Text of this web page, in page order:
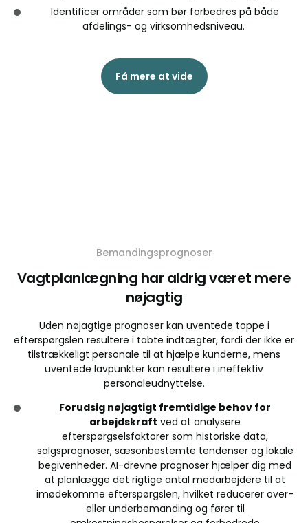
Identificer områder som bør forbedres på både
afdelings- og virksomhedsniveau.
Få mere at vide
Bemandingsprognoser
Vagtplanlægning har aldrig været mere
nøjagtig
Uden nøjagtige prognoser kan uventede toppe i
efterspørgslen resultere i tabte indtægter, fordi der ikke er
tilstrækkeligt personale til at hjælpe kunderne, mens
uventede lavpunkter kan resultere i ineffektiv
personaleudnyttelse.
Forudsig nøjagtigt fremtidige behov for
arbejdskraft ved at analysere
efterspørgselsfaktorer som historiske data,
salgsprognoser, sæsonbestemte tendenser og lokale
begivenheder. AI-drevne prognoser hjælper dig med
at planlægge det rigtige antal medarbejdere til at
imødekomme efterspørgslen, hvilket reducerer over-
eller underbemanding og fører til